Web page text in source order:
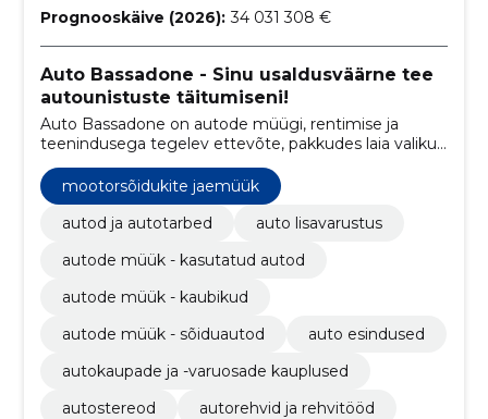
Prognooskäive (2026): 34 031 308 €
Auto Bassadone - Sinu usaldusväärne tee
autounistuste täitumiseni!
Auto Bassadone on autode müügi, rentimise ja
teenindusega tegelev ettevõte, pakkudes laia valikut
sõidukeid erinevatest margidest ja mudelitest ning
mitmesuguseid teenuseid, sealhulgas hooldust,
remonti ja varuosade müüki.
mootorsõidukite jaemüük
autod ja autotarbed
auto lisavarustus
autode müük - kasutatud autod
autode müük - kaubikud
autode müük - sõiduautod
auto esindused
autokaupade ja -varuosade kauplused
autostereod
autorehvid ja rehvitööd